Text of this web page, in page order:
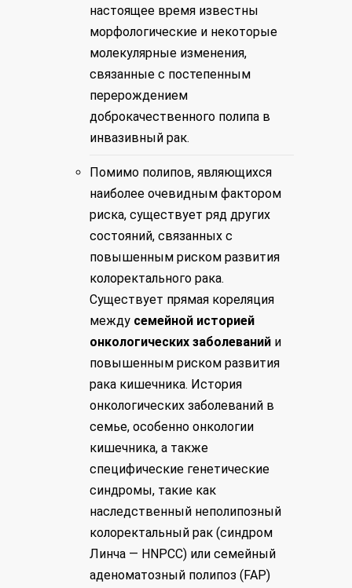
настоящее время известны
морфологические и некоторые
молекулярные изменения,
связанные с постепенным
перерождением
доброкачественного полипа в
инвазивный рак.
Помимо полипов, являющихся
наиболее очевидным фактором
риска, существует ряд других
состояний, связанных с
повышенным риском развития
колоректального рака.
Существует прямая кореляция
между семейной историей
онкологических заболеваний и
повышенным риском развития
рака кишечника. История
онкологических заболеваний в
семье, особенно онкологии
кишечника, а также
специфические генетические
синдромы, такие как
наследственный неполипозный
колоректальный рак (синдром
Линча — HNPCC) или семейный
аденоматозный полипоз (FAP)